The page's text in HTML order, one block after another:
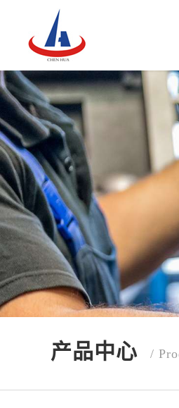
产品中心 /